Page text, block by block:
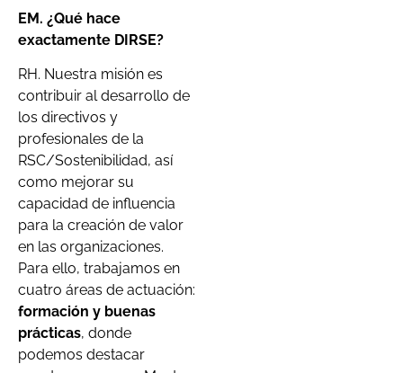
EM. ¿Qué hace
exactamente DIRSE?
RH. Nuestra misión es
contribuir al desarrollo de
los directivos y
profesionales de la
RSC/Sostenibilidad, así
como mejorar su
capacidad de influencia
para la creación de valor
en las organizaciones.
Para ello, trabajamos en
cuatro áreas de actuación:
formación y buenas
prácticas, donde
podemos destacar